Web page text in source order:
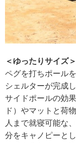
＜ゆったりサイズ＞
ペグを打ちポール
シェルターが完成
サイドポールの効
ド）やマットと荷
人まで就寝可能な
分をキャノピーと